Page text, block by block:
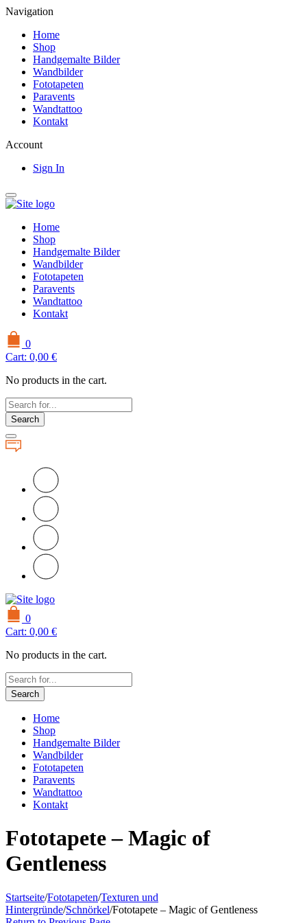
Navigation
Home
Shop
Handgemalte Bilder
Wandbilder
Fototapeten
Paravents
Wandtattoo
Kontakt
Account
Sign In
Home
Shop
Handgemalte Bilder
Wandbilder
Fototapeten
Paravents
Wandtattoo
Kontakt
0
Cart: 0,00 €
No products in the cart.
Search
0
Cart: 0,00 €
No products in the cart.
Search
Home
Shop
Handgemalte Bilder
Wandbilder
Fototapeten
Paravents
Wandtattoo
Kontakt
Fototapete – Magic of
Gentleness
Startseite/Fototapeten/Texturen und
Hintergründe/Schnörkel/Fototapete – Magic of Gentleness